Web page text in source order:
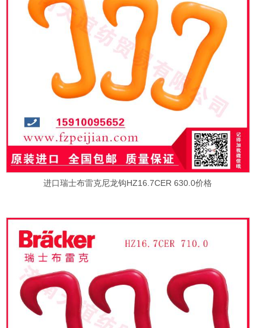
进口瑞士布雷克尼龙钩HZ16.7CER 630.0价格